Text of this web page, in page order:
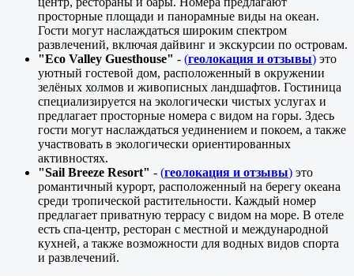
просторные площади и панорамные виды на океан.
Гости могут наслаждаться широким спектром
развлечений, включая дайвинг и экскурсии по островам.
"Eco Valley Guesthouse" - (геолокация и отзывы) это
уютный гостевой дом, расположенный в окружении
зелёных холмов и живописных ландшафтов. Гостиница
специализируется на экологически чистых услугах и
предлагает просторные номера с видом на горы. Здесь
гости могут наслаждаться уединением и покоем, а также
участвовать в экологически ориентированных
активностях.
"Sail Breeze Resort" - (геолокация и отзывы) это
романтичный курорт, расположенный на берегу океана
среди тропической растительности. Каждый номер
предлагает приватную террасу с видом на море. В отеле
есть спа-центр, ресторан с местной и международной
кухней, а также возможности для водных видов спорта
и развлечений.